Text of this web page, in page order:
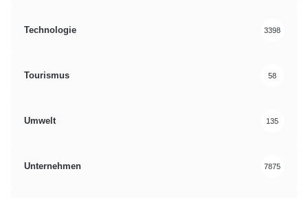
Technologie 3398
Tourismus 58
Umwelt 135
Unternehmen 7875